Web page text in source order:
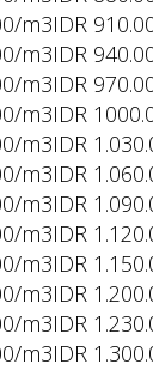
m3IDR
m3IDR
m3IDR
m3IDR
m3IDR
m3IDR
m3IDR
m3IDR
m3IDR
m3IDR
m3IDR
m3IDR